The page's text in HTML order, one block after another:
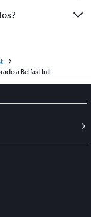
a Belfast Intl